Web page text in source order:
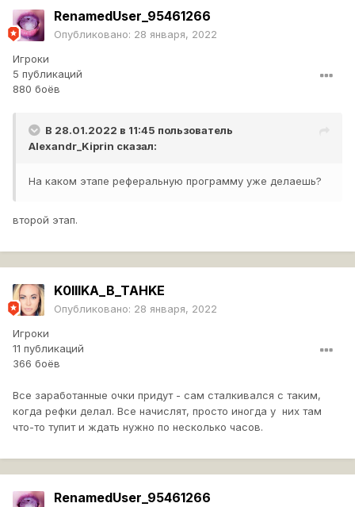
RenamedUser_95461266
Опубликовано: 28 января, 2022
Игроки
5 публикаций
880 боёв
В 28.01.2022 в 11:45 пользователь
Alexandr_Kiprin сказал:
На каком этапе реферальную программу уже делаешь?
второй этап.
K0llIKA_B_TAHKE
Опубликовано: 28 января, 2022
Игроки
11 публикаций
366 боёв
Все заработанные очки придут - сам сталкивался с таким,
когда рефки делал. Все начислят, просто иногда у них там
что-то тупит и ждать нужно по несколько часов.
RenamedUser_95461266